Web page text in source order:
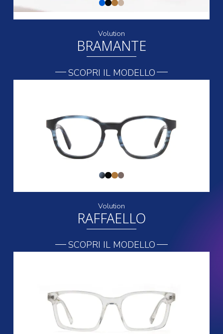
Volution
BRAMANTE
SCOPRI IL MODELLO
Volution
RAFFAELLO
SCOPRI IL MODELLO